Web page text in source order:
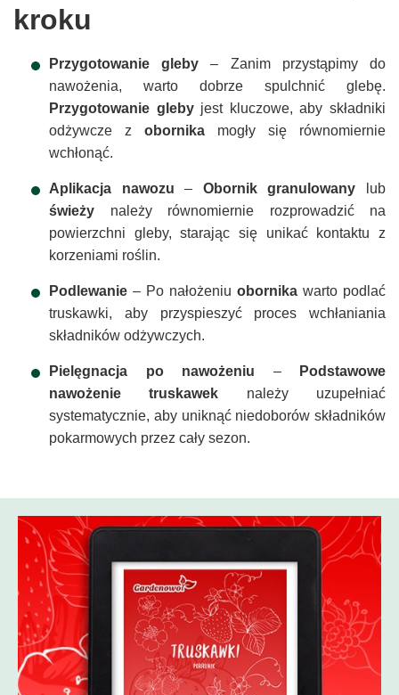
kroku
Przygotowanie gleby – Zanim przystąpimy do
nawożenia, warto dobrze spulchnić glebę.
Przygotowanie glebyjest kluczowe, aby składniki
odżywcze z obornika mogły się równomiernie
wchłonąć.
Aplikacja nawozu – Obornik granulowany lub
świeży należy równomiernie rozprowadzić na
powierzchni gleby, starając się unikać kontaktu z
korzeniami roślin.
Podlewanie – Po nałożeniu obornika warto podlać
truskawki, aby przyspieszyć proces wchłaniania
składników odżywczych.
Pielęgnacja po nawożeniu –
Podstawowe
nawożenie truskawek należy uzupełniać
systematycznie, aby uniknąć niedoborów składników
pokarmowych przez cały sezon.